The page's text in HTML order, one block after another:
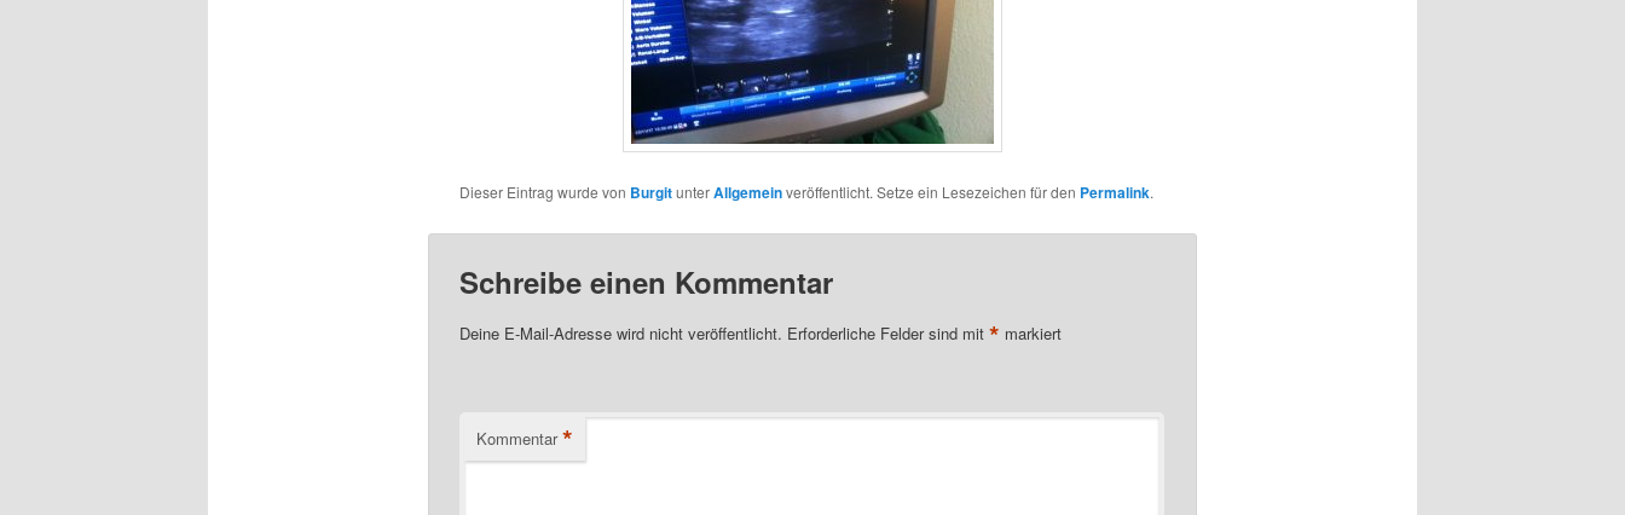
Dieser Eintrag wurde von BurgitunterAllgemeinveröffentlicht. Setze ein Lesezeichen für den Permalink.
Schreibe einen Kommentar
Deine E-Mail-Adresse wird nicht veröffentlicht. Erforderliche Felder sind mit * markiert
Kommentar *